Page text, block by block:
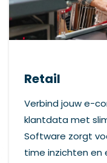
Retail
Verbind jouw e-
klantdata met
Software zorgt
time inzichten en